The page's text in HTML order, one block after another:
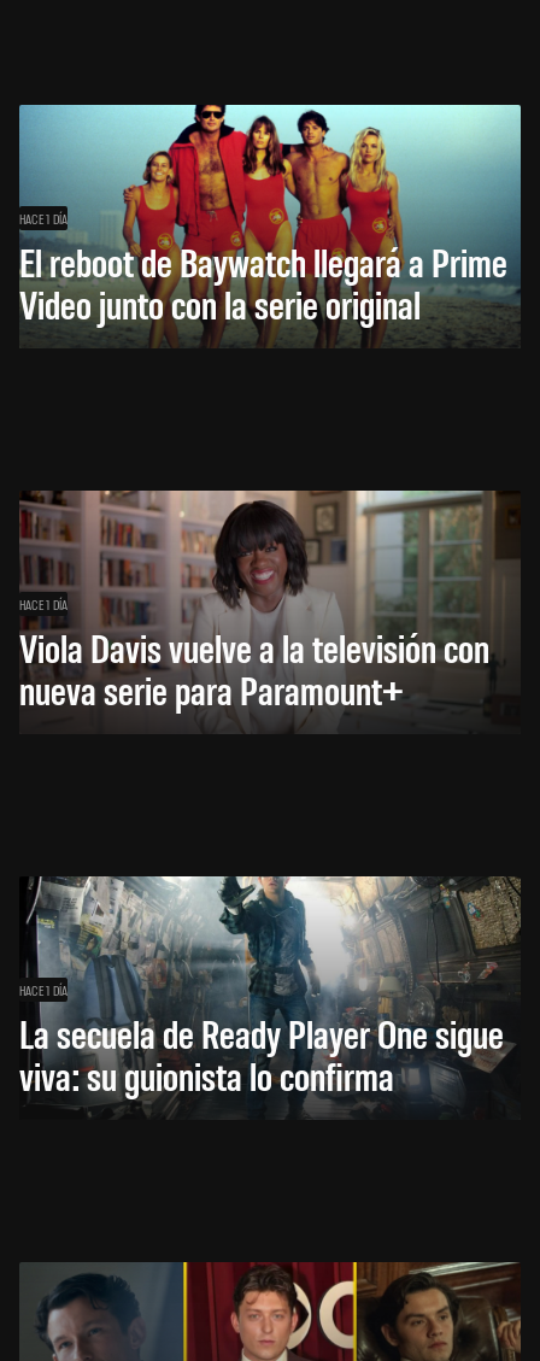
HACE 1 DÍA
El reboot de Baywatch llegará a Prime
Video junto con la serie original
HACE 1 DÍA
Viola Davis vuelve a la televisión con
nueva serie para Paramount+
HACE 1 DÍA
La secuela de Ready Player One sigue
viva: su guionista lo confirma